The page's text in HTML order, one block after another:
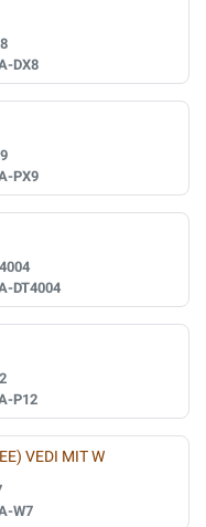
DX8
PX9
DT4004
P12
VEDI MIT W
W7